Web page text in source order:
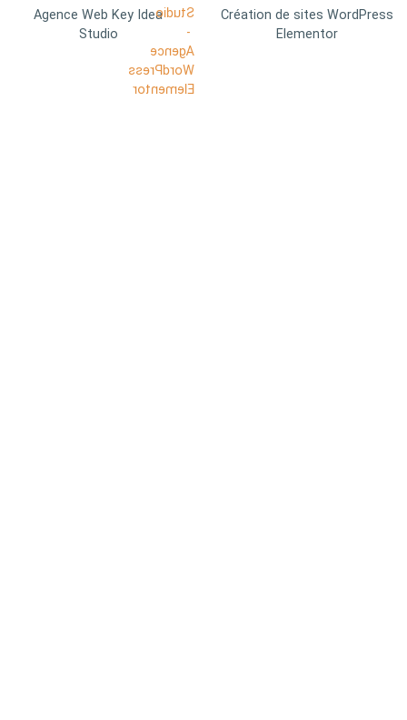
Agence Web Key Idea
Studio
Création de sites WordPress
Elementor